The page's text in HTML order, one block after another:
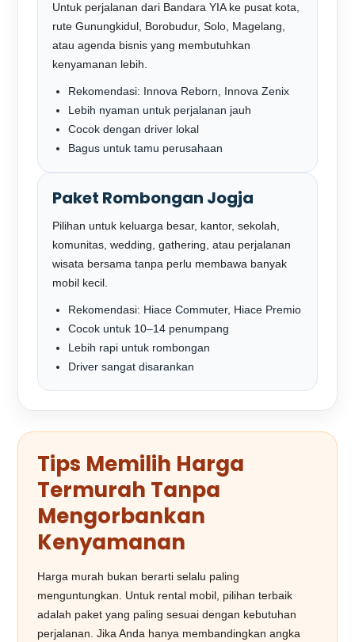
Untuk perjalanan dari Bandara YIA ke pusat kota,
rute Gunungkidul, Borobudur, Solo, Magelang,
atau agenda bisnis yang membutuhkan
kenyamanan lebih.
Rekomendasi: Innova Reborn, Innova Zenix
Lebih nyaman untuk perjalanan jauh
Cocok dengan driver lokal
Bagus untuk tamu perusahaan
Paket Rombongan Jogja
Pilihan untuk keluarga besar, kantor, sekolah,
komunitas, wedding, gathering, atau perjalanan
wisata bersama tanpa perlu membawa banyak
mobil kecil.
Rekomendasi: Hiace Commuter, Hiace Premio
Cocok untuk 10–14 penumpang
Lebih rapi untuk rombongan
Driver sangat disarankan
Tips Memilih Harga
Termurah Tanpa
Mengorbankan
Kenyamanan
Harga murah bukan berarti selalu paling
menguntungkan. Untuk rental mobil, pilihan terbaik
adalah paket yang paling sesuai dengan kebutuhan
perjalanan. Jika Anda hanya membandingkan angka